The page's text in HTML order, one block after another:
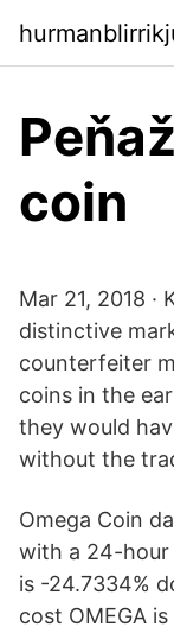
coin
Mar 21, 2018
distinctive
counterfeiter
coins in the
they would
without the
Omega Coin
with a 24-hour
is -24.7334%
cost OMEGA